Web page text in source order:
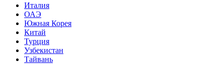
Италия
ОАЭ
Южная Корея
Китай
Турция
Узбекистан
Тайвань